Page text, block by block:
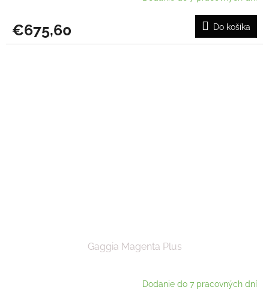
€675,60 Do košíka
Gaggia Magenta Plus
Dodanie do 7 pracovných dní